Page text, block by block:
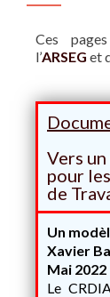
Ces
l’ARSEG et
Vers
pour
de
Un
Xavier
Mai 2022
Le